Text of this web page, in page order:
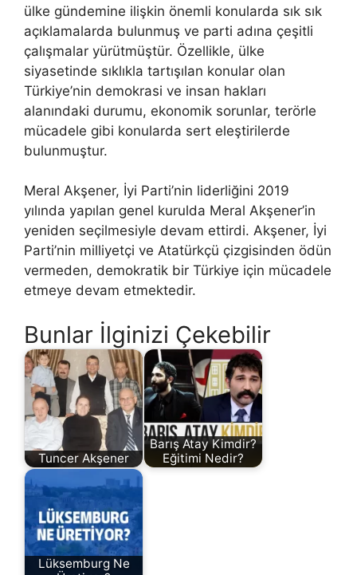
ülke gündemine ilişkin önemli konularda sık sık
açıklamalarda bulunmuş ve parti adına çeşitli
çalışmalar yürütmüştür. Özellikle, ülke
siyasetinde sıklıkla tartışılan konular olan
Türkiye’nin demokrasi ve insan hakları
alanındaki durumu, ekonomik sorunlar, terörle
mücadele gibi konularda sert eleştirilerde
bulunmuştur.
Meral Akşener, İyi Parti’nin liderliğini 2019
yılında yapılan genel kurulda Meral Akşener’in
yeniden seçilmesiyle devam ettirdi. Akşener, İyi
Parti’nin milliyetçi ve Atatürkçü çizgisinden ödün
vermeden, demokratik bir Türkiye için mücadele
etmeye devam etmektedir.
Bunlar İlginizi Çekebilir
Tuncer Akşener
Barış Atay Kimdir?
Eğitimi Nedir?
Lüksemburg Ne